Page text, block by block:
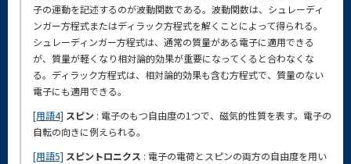
子の運動を記述するのが波動関数である。波動関数は、シュレーディ
ンガー方程式またはディラック方程式を解くことによって得られる。
シュレーディンガー方程式は、通常の質量がある電子に適用できる
が、質量が軽くなり相対論的効果が重要になってくると合わなくな
る。ディラック方程式は、相対論的効果も含む方程式で、質量のない
電子にも適用できる。
[用語4] スピン : 電子のもつ自由度の1つで、磁気的性質を表す。電子の
自転の向きに例えられる。
[用語5] スピントロニクス : 電子の電荷とスピンの両方の自由度を用い